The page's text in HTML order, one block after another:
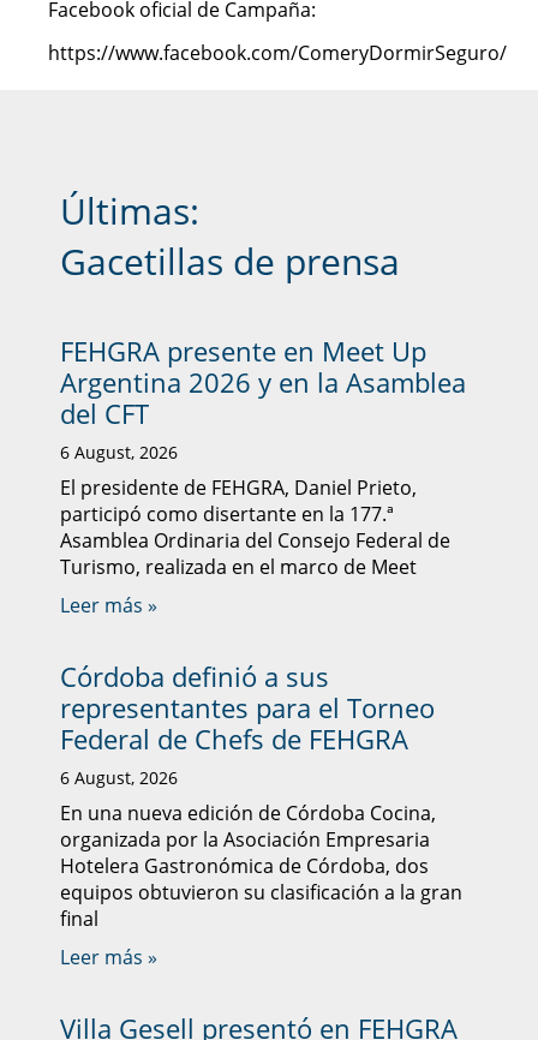
Facebook oficial de Campaña:
https://www.facebook.com/ComeryDormirSeguro/
Últimas:
Gacetillas de prensa
FEHGRA presente en Meet Up
Argentina 2026 y en la Asamblea
del CFT
6 August, 2026
El presidente de FEHGRA, Daniel Prieto,
participó como disertante en la 177.ª
Asamblea Ordinaria del Consejo Federal de
Turismo, realizada en el marco de Meet
Leer más »
Córdoba definió a sus
representantes para el Torneo
Federal de Chefs de FEHGRA
6 August, 2026
En una nueva edición de Córdoba Cocina,
organizada por la Asociación Empresaria
Hotelera Gastronómica de Córdoba, dos
equipos obtuvieron su clasificación a la gran
final
Leer más »
Villa Gesell presentó en FEHGRA